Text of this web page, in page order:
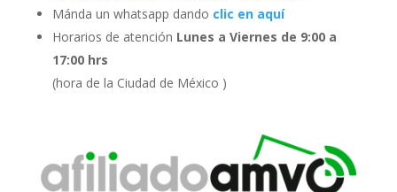
Mánda un whatsapp dando clic en aquí
Horarios de atención Lunes a Viernes de 9:00 a
17:00 hrs
(hora de la Ciudad de México )